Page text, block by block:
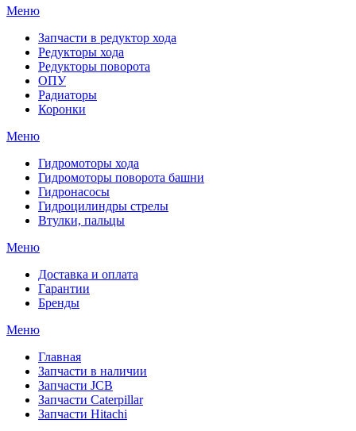
Меню
Запчасти в редуктор хода
Редукторы хода
Редукторы поворота
ОПУ
Радиаторы
Коронки
Меню
Гидромоторы хода
Гидромоторы поворота башни
Гидронасосы
Гидроцилиндры стрелы
Втулки, пальцы
Меню
Доставка и оплата
Гарантии
Бренды
Меню
Главная
Запчасти в наличии
Запчасти JCB
Запчасти Caterpillar
Запчасти Hitachi